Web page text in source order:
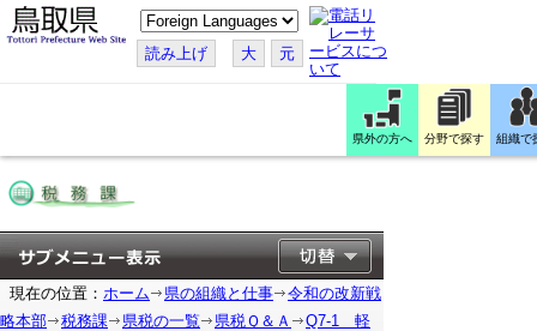
こ
の
ペ
ー
す
読み上げ 大 元
県外の方へ 分野で探す 組織で
現在の位置： ホーム 県の組織と仕事
令和の改新戦
略本部
税務課 県税の一覧 県税Ｑ＆Ａ
Q7-1 軽